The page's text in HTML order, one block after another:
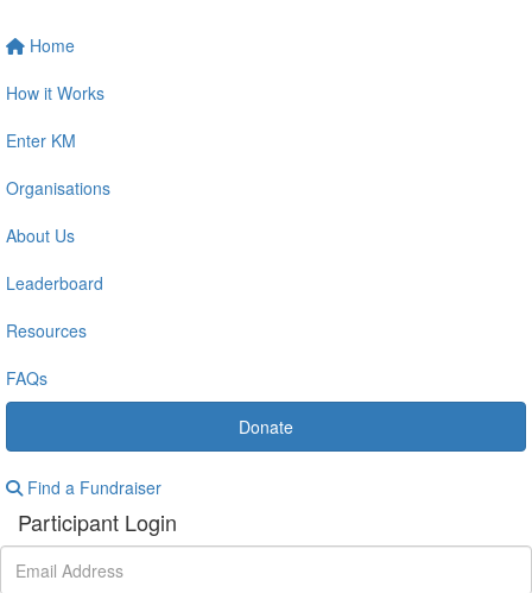
Home
How it Works
Enter KM
Organisations
About Us
Leaderboard
Resources
FAQs
Donate
Find a Fundraiser
Participant Login